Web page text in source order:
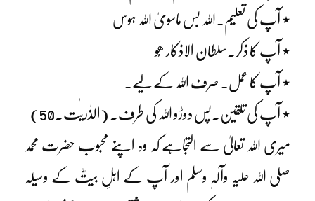
٭ آپ کی تعلیم۔اللہ بس ماسویٰ اللہ ہوس
٭ آپ کا ذکر۔سلطان الاذکار ھُو
٭ آپ کا عمل۔ صرف اللہ کے لیے۔
٭ آپ کی تلقین۔پس دوڑو اللہ کی طرف۔ (الذٰریٰت۔50)
میری اللہ تعالیٰ سے التجاہے کہ وہ اپنے محبوب حضرت محمد
صلی اللہ علیہ وآلہٖ وسلم اور آپ کے اہلِ بیتؓ کے وسیلہ